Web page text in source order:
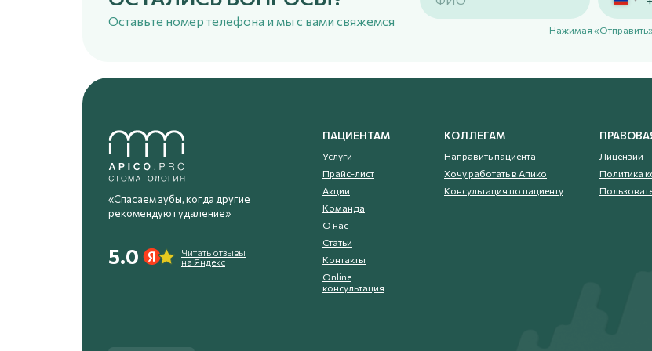
Оставьте номер телефона и мы с вами свяжемся
Нажимая
5.0
«Спасаем зубы, когда другие
рекомендуют удаление»
ПАЦИЕНТАМ
Услуги
Прайс-лист
Акции
Консультация по пациенту
Хочу работать в Апико
Направить пациента
КОЛЛЕГАМ
Лицензии
Политика
Команда
О нас
Статьи
Контакты
Online
консультация
Читать отзывы
на Яндекс